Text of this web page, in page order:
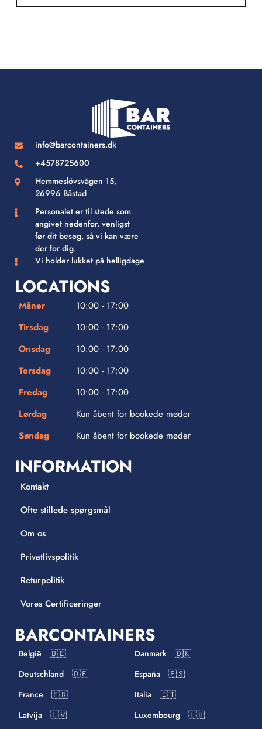
info@barcontainers.dk
+4578725600
Hemmeslövsvägen 15,
26996 Båstad
Personalet er til stede som
angivet nedenfor. venligst
før dit besøg, så vi kan være
der for dig.
Vi holder lukket på helligdage
LOCATIONS
Måner
10:00 - 17:00
Tirsdag
10:00 - 17:00
Onsdag
10:00 - 17:00
Torsdag
10:00 - 17:00
Fredag
10:00 - 17:00
Lørdag
Kun åbent for bookede møder
Søndag
Kun åbent for bookede møder
INFORMATION
Kontakt
Ofte stillede spørgsmål
Om os
Privatlivspolitik
Returpolitik
Vores Certificeringer
BARCONTAINERS
België 🇧🇪
Danmark 🇩🇰
Deutschland 🇩🇪
España 🇪🇸
France 🇫🇷
Italia 🇮🇹
Latvija 🇱🇻
Luxembourg 🇱🇺